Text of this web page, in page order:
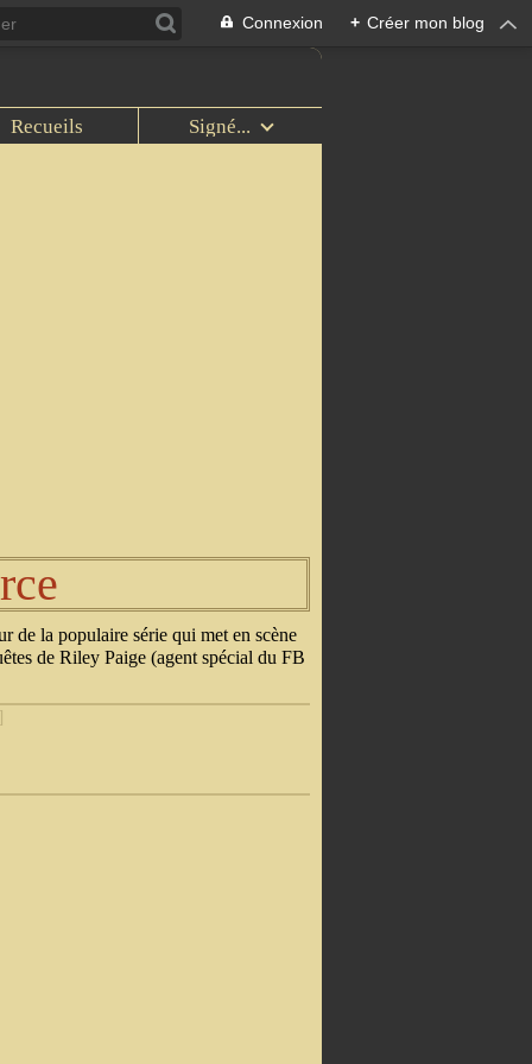
Connexion + Créer mon blog
Recueils Signé...
de la populaire série qui met en scène
de Riley Paige (agent spécial du FB